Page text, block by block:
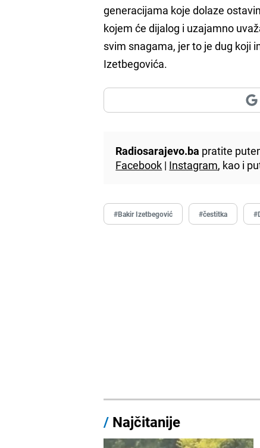
generacijama koje dolaze
kojem će dijalog i uzajamno
svim snagama, jer to je dug koji
Izetbegovića.
Radiosarajevo.ba pratite
Facebook | Instagram, kao i
#Bakir Izetbegović #čestitka
/ Najčitanije